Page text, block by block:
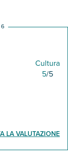
6
Cultura
5/5
LA VALUTAZIONE